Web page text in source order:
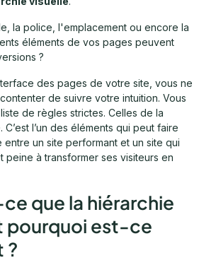
la police, l'emplacement ou encore la
éléments de vos pages peuvent
?
des pages de votre site, vous ne
de suivre votre intuition. Vous
de règles strictes. Celles de la
l’un des éléments qui peut faire
un site performant et un site qui
peine à transformer ses visiteurs en
que la hiérarchie
pourquoi est-ce
?